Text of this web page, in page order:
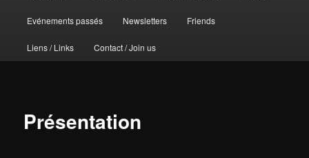
Evénements passés Newsletters Friends
Liens / Links Contact / Join us
Présentation